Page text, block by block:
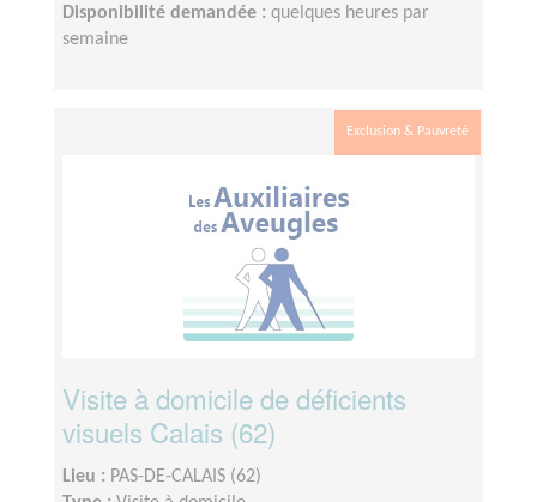
Disponibilité demandée : quelques heures par
semaine
Exclusion & Pauvreté
Visite à domicile de déficients
visuels Calais (62)
Lieu : PAS-DE-CALAIS (62)